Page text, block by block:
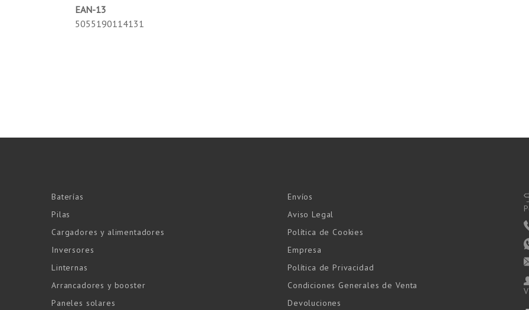
EAN-13
5055190114131
Baterías
Pilas
Cargadores y alimentadores
Inversores
Linternas
Arrancadores y booster
Paneles solares
Envíos
Aviso Legal
Política de Cookies
Empresa
Política de Privacidad
Condiciones Generales de Venta
Devoluciones